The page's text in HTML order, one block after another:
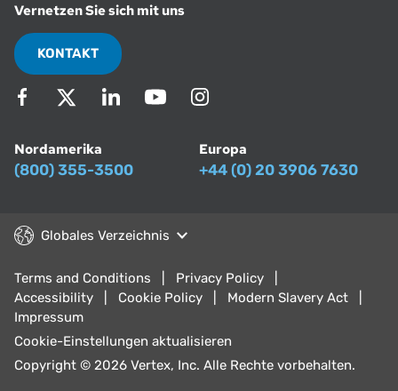
Vernetzen Sie sich mit uns
KONTAKT
Nordamerika
(800) 355-3500
Europa
+44 (0) 20 3906 7630
Globales Verzeichnis
Terms and Conditions
Privacy Policy
Accessibility
Cookie Policy
Modern Slavery Act
Impressum
Cookie-Einstellungen aktualisieren
Copyright © 2026 Vertex, Inc. Alle Rechte vorbehalten.